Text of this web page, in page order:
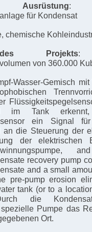
:
für Kondensat
chemische
Projekts:
von 360.000
Wasser-Gemisch
im Tank
ein Signal
an die Steuerung der
der elektrischen
recovery pump
and a small
pre-pump erosion
tank (or to a
die
Pumpe das
Ort.